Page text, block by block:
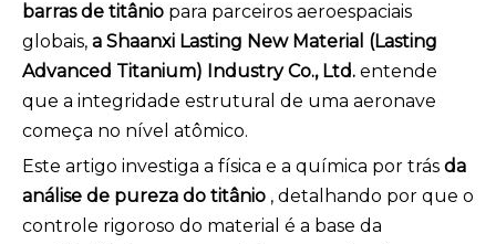
barras de titânio para parceiros aeroespaciais
globais, a Shaanxi Lasting New Material (Lasting
Advanced Titanium) Industry Co., Ltd. entende
que a integridade estrutural de uma aeronave
começa no nível atômico.
Este artigo investiga a física e a química por trás da
análise de pureza do titânio , detalhando por que o
controle rigoroso do material é a base da